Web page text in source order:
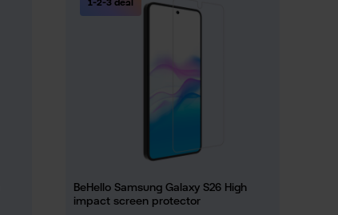
1-2-3 deal
BeHello Samsung Galaxy S26 High
impact screen protector